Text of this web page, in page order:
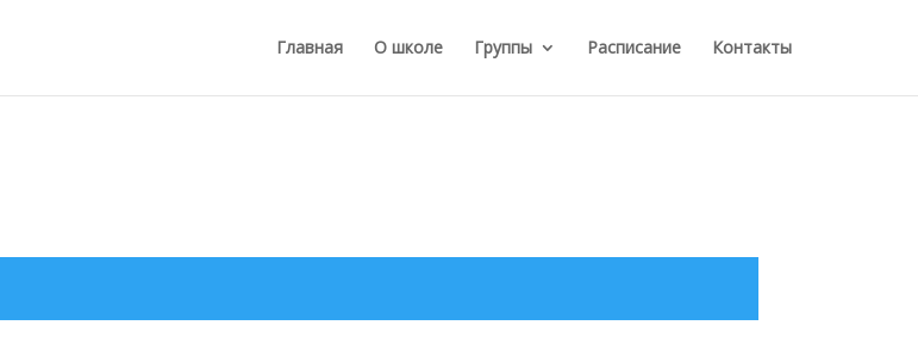
Главная О школе Группы Расписание Контакты